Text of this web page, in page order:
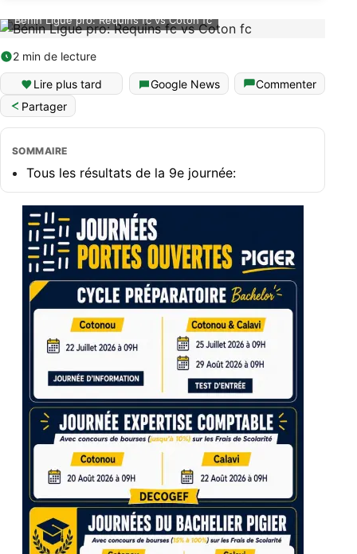
Bénin Ligue pro: Requins fc vs Coton fc
2 min de lecture
Lire plus tard Google News
Commenter
Partager
SOMMAIRE
Tous les résultats de la 9e journée: